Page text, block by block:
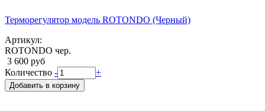
Терморегулятор модель ROTONDO (Черный)
Артикул:
ROTONDO чер.
3 600 руб
Количество - +
Добавить в корзину